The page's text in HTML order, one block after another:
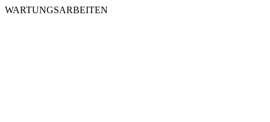
WARTUNGSARBEITEN